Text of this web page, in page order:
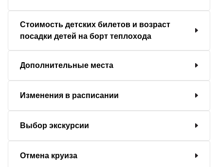
Стоимость детских билетов и возраст
посадки детей на борт теплохода
Дополнительные места
Изменения в расписании
Выбор экскурсии
Отмена круиза